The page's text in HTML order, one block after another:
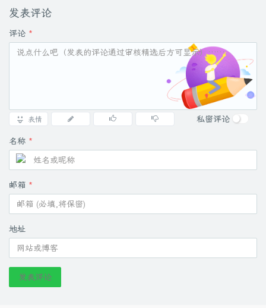
发表评论
评论 *
表情 私密评论
名称 *
邮箱 *
地址
发表评论